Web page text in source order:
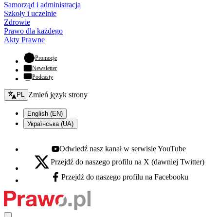
Samorząd i administracja
Szkoły i uczelnie
Zdrowie
Prawo dla każdego
Akty Prawne
Promocje- otwiera się w nowej karcie
Newsletter
Podcasty
Zmień język - bieżący:
PL Zmień język strony
English (EN)
Українська (UA)
Youtube - otwiera się w nowej karcie
Odwiedź nasz kanał w serwisie YouTube
X - otwiera się w nowej karcie
Przejdź do naszego profilu na X (dawniej Twitter)
Facebook - otwiera się w nowej karcie
Przejdź do naszego profilu na Facebooku